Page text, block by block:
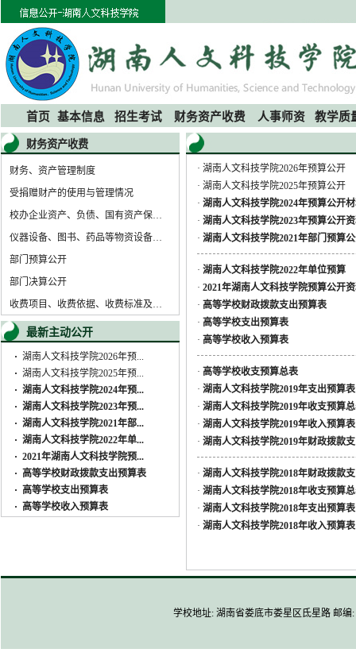
首页 基本信息 招生考试 财务资产收费 人事师资 教学质
财务资产收费
财务、资产管理制度
受捐赠财产的使用与管理情况
校办企业资产、负债、国有资产保值增值等信息
仪器设备、图书、药品等物资设备采购等
部门预算公开
部门决算公开
收费项目、收费依据、收费标准及投诉方式
最新主动公开
· 湖南人文科技学院2026年预...
· 湖南人文科技学院2025年预...
· 湖南人文科技学院2024年预...
· 湖南人文科技学院2023年预...
· 湖南人文科技学院2021年部...
· 湖南人文科技学院2022年单...
· 2021年湖南人文科技学院预...
· 高等学校财政拨款支出预算表
· 高等学校支出预算表
· 高等学校收入预算表
· 湖南人文科技学院2026年预算公开
· 湖南人文科技学院2025年预算公开
· 湖南人文科技学院2024年预算公开
· 湖南人文科技学院2023年预算公开
· 湖南人文科技学院2021年部门预算
· 湖南人文科技学院2022年单位预算
· 2021年湖南人文科技学院预算公开
· 高等学校财政拨款支出预算表
· 高等学校支出预算表
· 高等学校收入预算表
· 高等学校收支预算总表
· 湖南人文科技学院2019年支出预算表
· 湖南人文科技学院2019年收支预算
· 湖南人文科技学院2019年收入预算表
· 湖南人文科技学院2019年财政拨款
· 湖南人文科技学院2018年财政拨款
· 湖南人文科技学院2018年收支预算
· 湖南人文科技学院2018年支出预算表
· 湖南人文科技学院2018年收入预算表
学校地址: 湖南省娄底市娄星区氐星路 邮编